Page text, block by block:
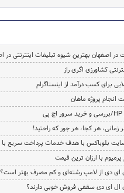
اصفهان بهترین شیوه تبلیغات اینترنتی در
کشاورزی اگری راز
برای کسب درآمد از اینستاگرام
پروژه ماهان
زمانی، هر کجا، هر جور که راحتید!
بلوباکس با هدف خدمات پرداخت سریع با
با ارزان ترین قیمت
ای دی از لامپ رشته‌ای و کم مصرف بهتر است؟
ال ای دی سقفی فروش خوبی دارند؟